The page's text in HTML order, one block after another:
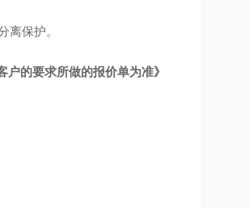
离保护。
户的要求所做的报价单为准》